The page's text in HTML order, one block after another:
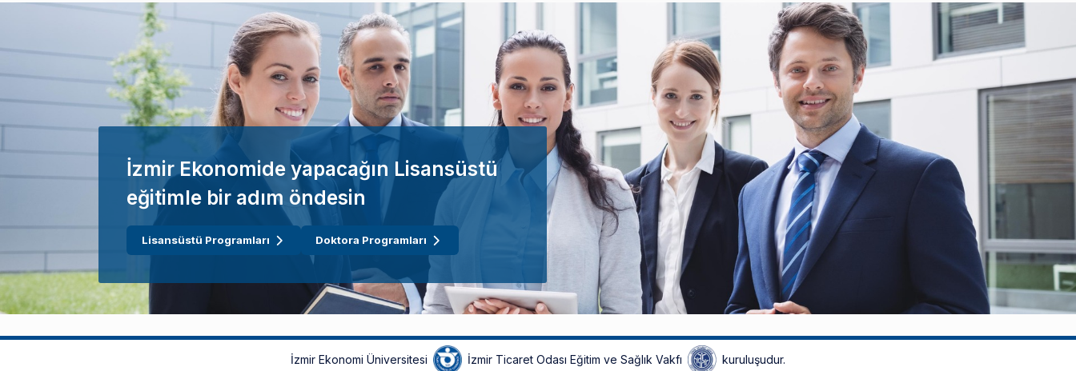
İzmir Ekonomide yapacağın Lisansüstü
eğitimle bir adım öndesin
Lisansüstü Programları Doktora Programları
İzmir Ekonomi Üniversitesi İzmir Ticaret Odası Eğitim ve Sağlık Vakfı kuruluşudur.